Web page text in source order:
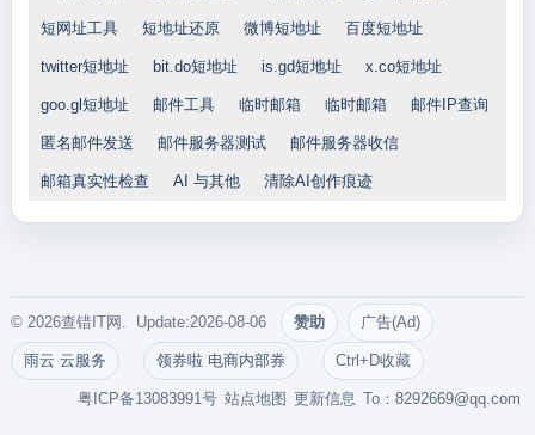
短网址工具 短地址还原 微博短地址 百度短地址
twitter短地址 bit.do短地址 is.gd短地址 x.co短地址
goo.gl短地址 邮件工具 临时邮箱 临时邮箱 邮件IP查询
匿名邮件发送 邮件服务器测试 邮件服务器收信
邮箱真实性检查 AI 与其他 清除AI创作痕迹
© 2026查错IT网. Update:2026-08-06 赞助 广告(Ad)
雨云 云服务 领券啦 电商内部券 Ctrl+D收藏
To：8292669@qq.com
更新信息
站点地图
粤ICP备13083991号